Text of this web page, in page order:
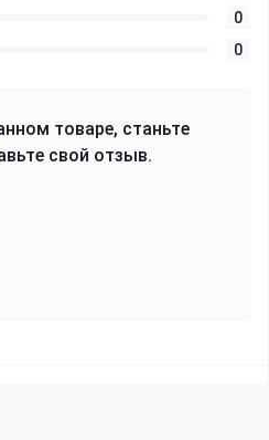
0
0
товаре, станьте
свой отзыв.